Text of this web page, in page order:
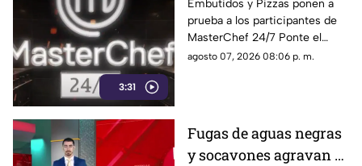
3:31
24/7
Embutidos y Pizzas ponen a
prueba a los participantes de
MasterChef 24/7 Ponte el
delantal y degusta junto a
agosto 07, 2026 08:06 p. m.
Fugas de aguas negras
y socavones agravan el